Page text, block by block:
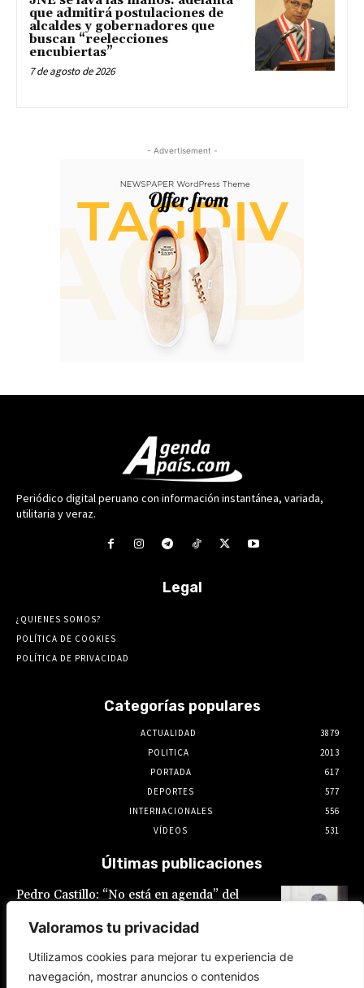
Valoramos tu privacidad
Utilizamos cookies para mejorar tu experiencia de
navegación, mostrar anuncios o contenidos
que admitirá postulaciones de
alcaldes y gobernadores que
buscan “reelecciones
encubiertas”
7 de agosto de 2026
- Advertisement -
Periódico digital peruano con información instantánea, variada,
utilitaria y veraz.
Legal
¿QUIENES SOMOS?
POLÍTICA DE COOKIES
POLÍTICA DE PRIVACIDAD
Categorías populares
ACTUALIDAD
3879
POLITICA
2013
PORTADA
617
DEPORTES
577
INTERNACIONALES
556
VÍDEOS
531
Últimas publicaciones
Pedro Castillo: “No está en agenda” del
Luis Galarreta